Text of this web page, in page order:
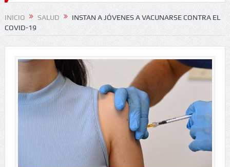
2026
INICIO SALUD
INSTAN A JÓVENES A VACUNARSE CONTRA EL
COVID-19